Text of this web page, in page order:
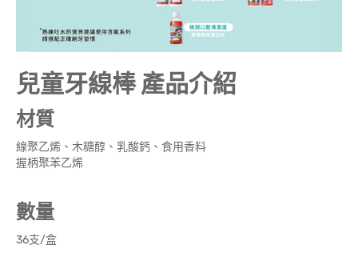
兒童牙線棒 產品介紹
材質
線聚乙烯、木糖醇、乳酸鈣、食用香料
握柄聚苯乙烯
數量
36支/盒